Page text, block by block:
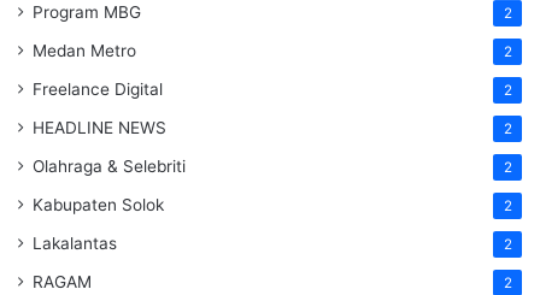
Program MBG 2
Medan Metro 2
Freelance Digital 2
HEADLINE NEWS 2
Olahraga & Selebriti 2
Kabupaten Solok 2
Lakalantas 2
RAGAM 2